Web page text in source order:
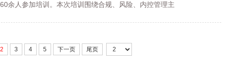
余人参加培训。本次培训围绕合规、风险、内控管理主
2 3 4 5 下一页 尾页